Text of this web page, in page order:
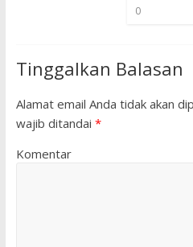
0
Tinggalkan Balasan
Alamat email Anda tidak akan
wajib ditandai *
Komentar